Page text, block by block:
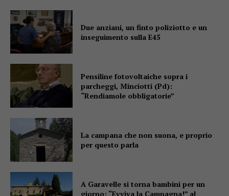
Due anziani, un finto poliziotto e un
inseguimento sulla E45
Pensiline fotovoltaiche sopra i
parcheggi, Minciotti (Pd):
“Rendiamole obbligatorie”
La campana che non suona, e proprio
per questo parla
A Garavelle si torna bambini per un
giorno: “Evviva la Campagna!” al